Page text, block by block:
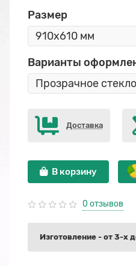
Размер
Варианты
Доставка
В корзину
0 отзывов
Изготовление - от 3-х